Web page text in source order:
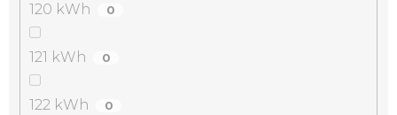
120 kWh 0
121 kWh 0
122 kWh 0